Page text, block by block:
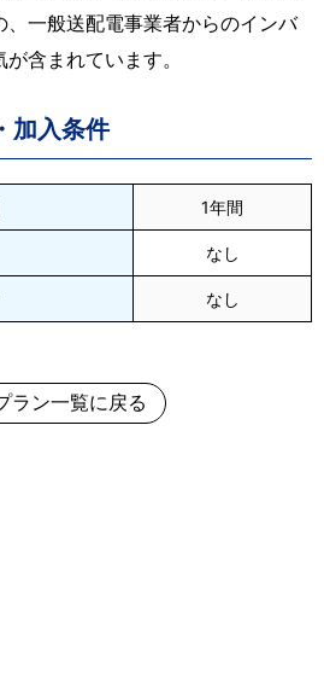
、一般送配電事業者からのインバ
含まれています。
加入条件
1年間
なし
なし
ラン一覧に戻る